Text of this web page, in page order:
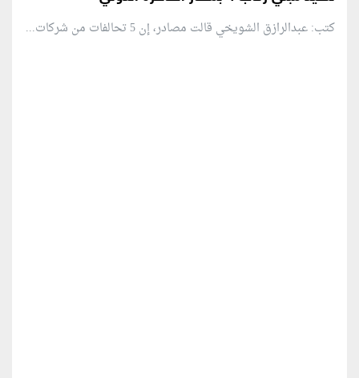
كتب: عبدالرازق الشويخي قالت مصادر، إن 5 تحالفات من شركات...